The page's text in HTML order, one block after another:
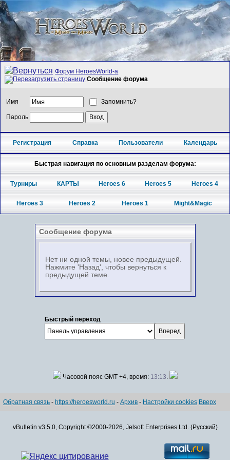
Форум HeroesWorld-а
Сообщение форума
Имя Запомнить?
Пароль
Регистрация Справка Пользователи Календарь
Быстрая навигация по основным разделам форума:
Турниры КАРТЫ Heroes 6 Heroes 5 Heroes 4
Heroes 3 Heroes 2 Heroes 1 Might&Magic
Сообщение форума
Нет ни одной темы, новее предыдущей.
Нажмите 'Назад', чтобы вернуться к
предыдущей теме.
Быстрый переход
Часовой пояс GMT +4, время: 13:13.
Обратная связь - https://heroesworld.ru - Архив - Настройки cookies Вверх
vBulletin v3.5.0, Copyright ©2000-2026, Jelsoft Enterprises Ltd. (Русский)